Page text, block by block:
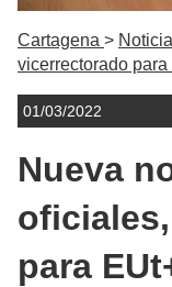
Cartagena
vicerrectorado
01/03/2022
Nueva
para